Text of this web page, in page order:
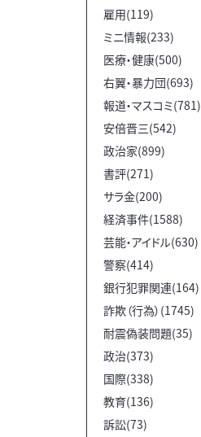
雇用(119)
ミニ情報(233)
医療・健康(500)
右翼・暴力団(693)
報道・マスコミ(781)
安倍晋三(542)
政治家(899)
書評(271)
サラ金(200)
経済事件(1588)
芸能・アイドル(630)
警察(414)
銀行犯罪関連(164)
詐欺（行為）(1745)
耐震偽装問題(35)
政治(373)
国際(338)
教育(136)
訴訟(73)